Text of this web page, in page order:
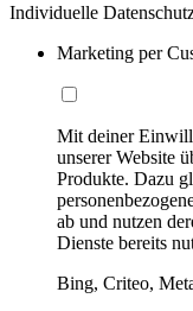
Individuelle
Marketing per
Mit deiner
unserer Website
Produkte. Dazu
ab und nutzen
Dienste bereits
Bing, Criteo,